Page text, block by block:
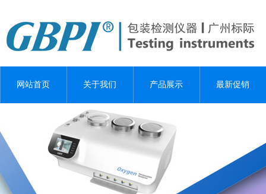
网站首页 关于我们 产品展示 最新促销